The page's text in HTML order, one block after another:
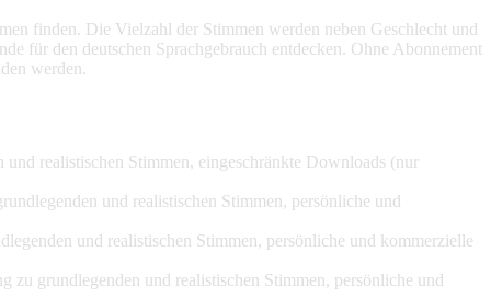
finden. Die Vielzahl der Stimmen werden neben Geschlecht und
für den deutschen Sprachgebrauch entdecken. Ohne Abonnement
werden.
realistischen Stimmen, eingeschränkte Downloads (nur
und realistischen Stimmen, persönliche und
und realistischen Stimmen, persönliche und kommerzielle
grundlegenden und realistischen Stimmen, persönliche und